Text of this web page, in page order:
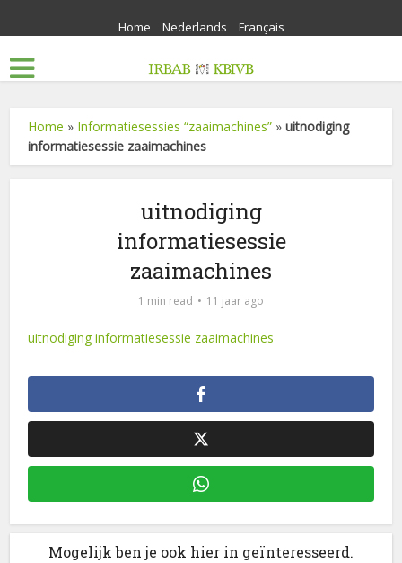
Home Nederlands Français
Home » Informatiesessies “zaaimachines” »uitnodiging
informatiesessie zaaimachines
uitnodiging
informatiesessie
zaaimachines
1 min read 11 jaar ago
uitnodiging informatiesessie zaaimachines
Mogelijk ben je ook hier in geïnteresseerd.